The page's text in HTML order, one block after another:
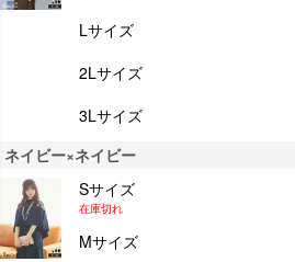
Lサイズ
2Lサイズ
3Lサイズ
ネイビー×ネイビー
Sサイズ
在庫切れ
Mサイズ